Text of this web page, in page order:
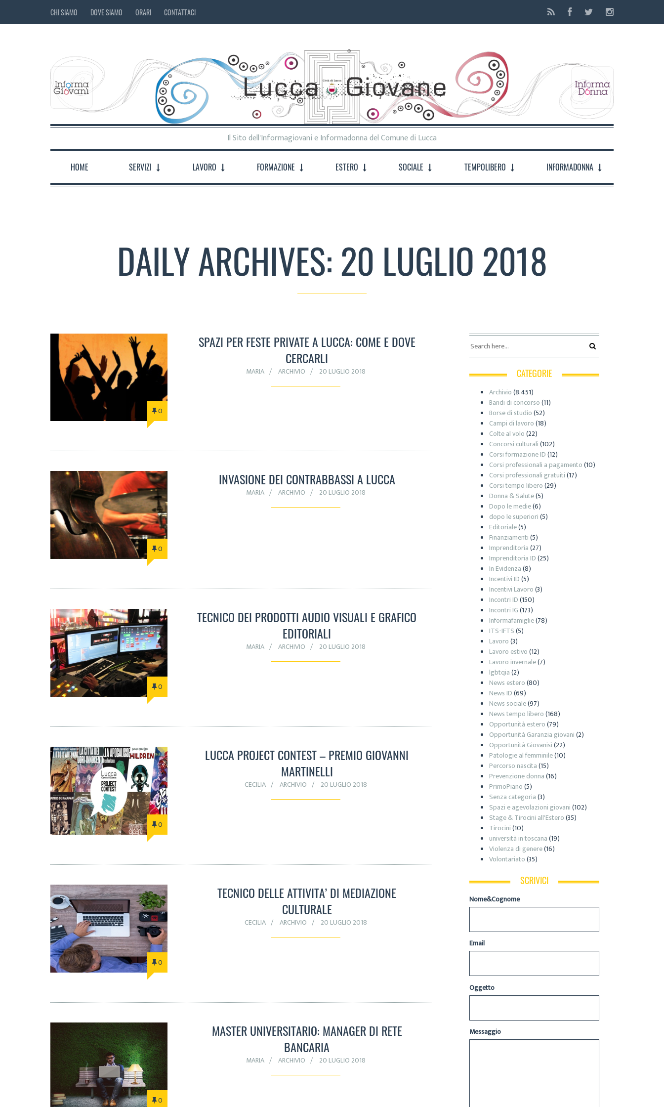
CHI SIAMO DOVE SIAMO ORARI CONTATTACI
Il Sito dell'Informagiovani e Informadonna del Comune di Lucca
HOME SERVIZI LAVORO FORMAZIONE ESTERO SOCIALE TEMPOLIBERO INFORMADONNA
DAILY ARCHIVES: 20 LUGLIO 2018
0
SPAZI PER FESTE PRIVATE A LUCCA: COME E DOVE
CERCARLI
MARIA ARCHIVIO 20 LUGLIO 2018
0
INVASIONE DEI CONTRABBASSI A LUCCA
MARIA ARCHIVIO 20 LUGLIO 2018
0
TECNICO DEI PRODOTTI AUDIO VISUALI E GRAFICO
EDITORIALI
MARIA ARCHIVIO 20 LUGLIO 2018
0
LUCCA PROJECT CONTEST – PREMIO GIOVANNI
MARTINELLI
CECILIA ARCHIVIO 20 LUGLIO 2018
0
TECNICO DELLE ATTIVITA’ DI MEDIAZIONE
CULTURALE
CECILIA ARCHIVIO 20 LUGLIO 2018
0
MASTER UNIVERSITARIO: MANAGER DI RETE
BANCARIA
MARIA ARCHIVIO 20 LUGLIO 2018
CATEGORIE
Archivio(8.451)
Bandi di concorso(11)
Borse di studio(52)
Campi di lavoro(18)
Colte al volo(22)
Concorsi culturali(102)
Corsi formazione ID(12)
Corsi professionali a pagamento(10)
Corsi professionali gratuiti(17)
Corsi tempo libero(29)
Donna & Salute(5)
Dopo le medie(6)
dopo le superiori(5)
Editoriale(5)
Finanziamenti(5)
Imprenditoria(27)
Imprenditoria ID(25)
In Evidenza(8)
Incentivi ID(5)
Incentivi Lavoro(3)
Incontri ID(150)
Incontri IG(173)
Informafamiglie(78)
ITS-IFTS(5)
Lavoro(3)
Lavoro estivo(12)
Lavoro invernale(7)
lgbtqia(2)
News estero(80)
News ID(69)
News sociale(97)
News tempo libero(168)
Opportunità estero(79)
Opportunità Garanzia giovani(2)
Opportunità Giovanisì(22)
Patologie al femminile(10)
Percorso nascita(15)
Prevenzione donna(16)
PrimoPiano(5)
Senza categoria(3)
Spazi e agevolazioni giovani(102)
Stage & Tirocini all'Estero(35)
Tirocini(10)
università in toscana(19)
Violenza di genere(16)
Volontariato(35)
SCRIVICI
Nome&Cognome
Email
Oggetto
Messaggio